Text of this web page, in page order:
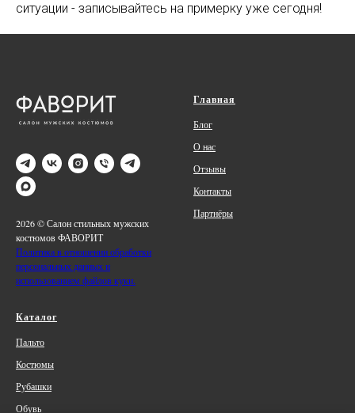
ситуации - записывайтесь на примерку уже сегодня!
2026 © Салон стильных мужских
костюмов ФАВОРИТ
Политика в отношении обработки
персональных данных и
использованием файлов куки.
Главная
Блог
О нас
Отзывы
Контакты
Партнёры
Каталог
Пальто
Костюмы
Рубашки
Обувь